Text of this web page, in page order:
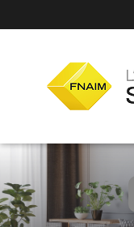
ACCUEIL
NOTRE